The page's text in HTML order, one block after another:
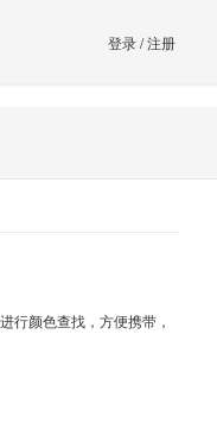
登录/注册
行颜色查找，方便携带，